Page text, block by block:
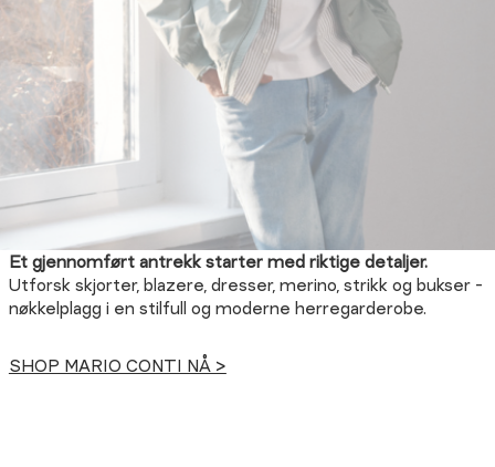
Et gjennomført antrekk starter med riktige detaljer.
Utforsk skjorter, blazere, dresser, merino, strikk og bukser -
nøkkelplagg i en stilfull og moderne herregarderobe.
SHOP MARIO CONTI NÅ >